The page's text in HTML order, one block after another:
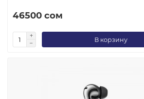
46500 сом
В корзину